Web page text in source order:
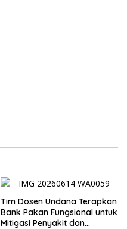
Tim Dosen Undana Terapkan
Bank Pakan Fungsional untuk
Mitigasi Penyakit dan